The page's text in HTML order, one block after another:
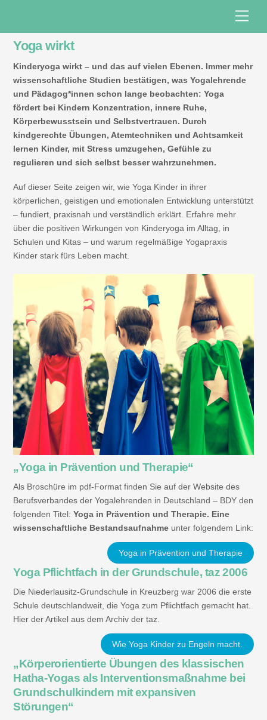
content
Yoga wirkt
Kinderyoga wirkt – und das auf vielen Ebenen. Immer mehr
wissenschaftliche Studien bestätigen, was Yogalehrende
und Pädagog*innen schon lange beobachten: Yoga
fördert bei Kindern Konzentration, innere Ruhe,
Körperbewusstsein und Selbstvertrauen. Durch
kindgerechte Übungen, Atemtechniken und Achtsamkeit
lernen Kinder, mit Stress umzugehen, Gefühle zu
regulieren und sich selbst besser wahrzunehmen.
Auf dieser Seite zeigen wir, wie Yoga Kinder in ihrer
körperlichen, geistigen und emotionalen Entwicklung unterstützt
– fundiert, praxisnah und verständlich erklärt. Erfahre mehr
über die positiven Wirkungen von Kinderyoga im Alltag, in
Schulen und Kitas – und warum regelmäßige Yogapraxis
Kinder stark fürs Leben macht.
„Yoga in Prävention und Therapie“
Als Broschüre im pdf-Format finden Sie auf der Website des
Berufsverbandes der Yogalehrenden in Deutschland – BDY den
folgenden Titel:Yoga in Prävention und Therapie. Eine
wissenschaftliche Bestandsaufnahme unter folgendem Link:
Yoga in Prävention und Therapie
Yoga Pflichtfach in der Grundschule, taz 2006
Die Niederlausitz-Grundschule in Kreuzberg war 2006 die erste
Schule deutschlandweit, die Yoga zum Pflichtfach gemacht hat.
Hier der Artikel aus dem Archiv der taz.
Wie Yoga Kinder zu Engeln macht.
„Körperorientierte Übungen des klassischen
Hatha-Yogas als Interventionsmaßnahme bei
Grundschulkindern mit expansiven
Störungen“